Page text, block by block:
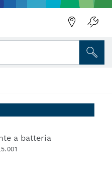
a batteria